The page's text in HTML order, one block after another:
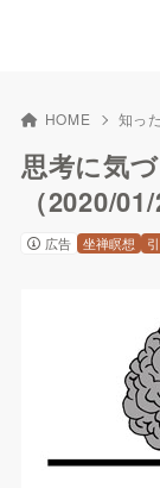
HOME 知っ
思考に気
（2020/01/
広告 坐禅瞑想